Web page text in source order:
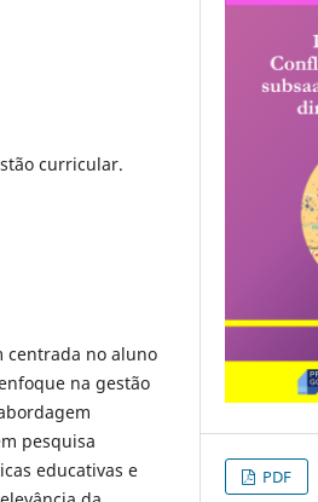
curricular.
centrada no aluno
na gestão
pesquisa
educativas e
PDF